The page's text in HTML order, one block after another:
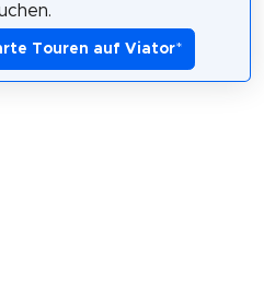
Touren auf Viator*